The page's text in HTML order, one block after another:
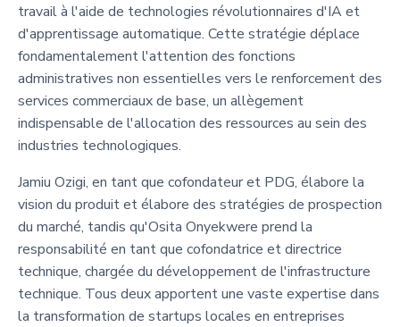
travail à l'aide de technologies révolutionnaires d'IA et
d'apprentissage automatique. Cette stratégie déplace
fondamentalement l'attention des fonctions
administratives non essentielles vers le renforcement des
services commerciaux de base, un allègement
indispensable de l'allocation des ressources au sein des
industries technologiques.
Jamiu Ozigi, en tant que cofondateur et PDG, élabore la
vision du produit et élabore des stratégies de prospection
du marché, tandis qu'Osita Onyekwere prend la
responsabilité en tant que cofondatrice et directrice
technique, chargée du développement de l'infrastructure
technique. Tous deux apportent une vaste expertise dans
la transformation de startups locales en entreprises